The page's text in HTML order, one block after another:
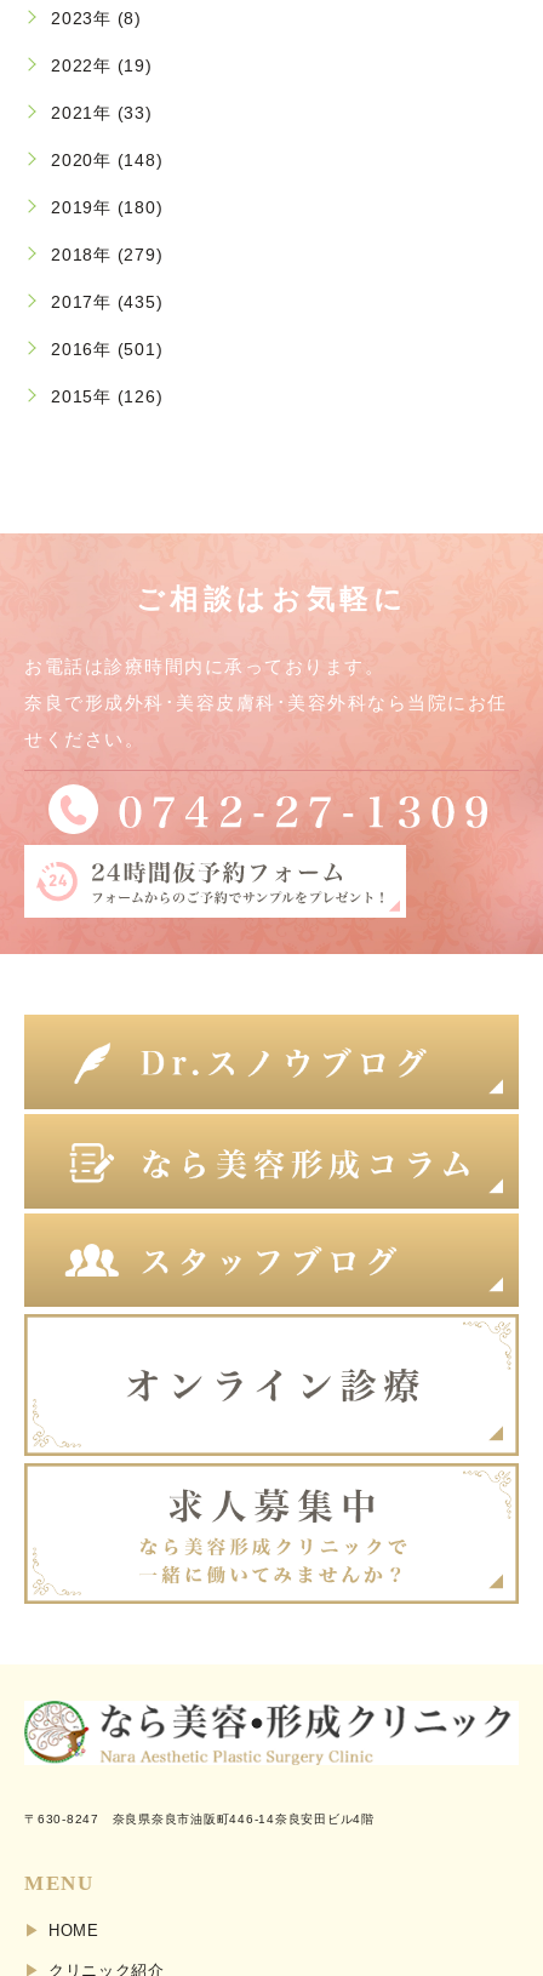
2023年 (8)
2022年 (19)
2021年 (33)
2020年 (148)
2019年 (180)
2018年 (279)
2017年 (435)
2016年 (501)
2015年 (126)
ご相談はお気軽に
お電話は診療時間内に承っております。
奈良で形成外科･美容皮膚科･美容外科なら当院にお任
せください。
〒630-8247 奈良県奈良市油阪町446-14奈良安田ビル4階
MENU
HOME
クリニック紹介